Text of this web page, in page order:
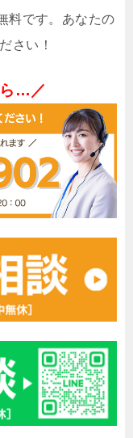
料です。あなたの
さい！
ら…／